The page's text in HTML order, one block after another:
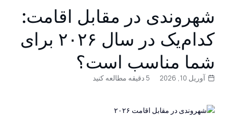
شهروندی در مقابل اقامت:
کدام‌یک در سال ۲۰۲۶ برای
شما مناسب است؟
آوریل 10, 2026 5 دقیقه مطالعه کنید